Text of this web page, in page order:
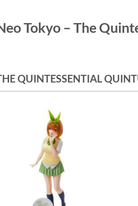
Tokyo – The
QUINTESSENTIAL